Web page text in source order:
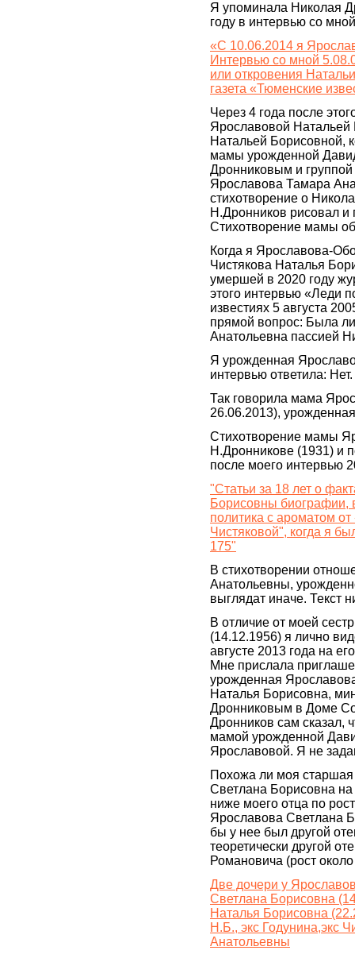
Я упоминала Николая
году в интервью со
«С 10.06.2014 я
Интервью со мной
или откровения
газета «Тюменские
Через 4 года после
Ярославовой Натальей
Натальей Борисовной,
мамы урожденной
Дронниковым и
Ярославова Тамара
стихотворение о
Н.Дронников рисовал
Стихотворение мамы
Когда я Ярославова-
Чистякова Наталья
умершей в 2020 году
этого интервью «Леди
известиях 5 августа
прямой вопрос: Была
Анатольевна пассией
Я урожденная
интервью ответила: Нет.
Так говорила мама
26.06.2013),
Стихотворение мамы
Н.Дронникове (1931) и
после моего интервью
"Статьи за 18 лет о
Борисовны биографии,
политика с ароматом
Чистяковой", когда я
175"
В стихотворении
Анатольевны,
выглядат иначе. Текст
В отличие от моей
(14.12.1956) я лично
августе 2013 года на
Мне прислала
урожденная
Наталья Борисовна,
Дронниковым в Доме
Дронников сам сказал,
мамой урожденной
Ярославовой. Я не
Похожа ли моя
Светлана Борисовна
ниже моего отца по
Ярославова Светлана
бы у нее был другой
теоретически другой
Романовича (рост
Две дочери у
Светлана Борисовна
Наталья Борисовна
Н.Б., экс Годунина,экс
Анатольевны